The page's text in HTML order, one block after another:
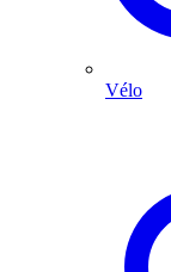
Vélo